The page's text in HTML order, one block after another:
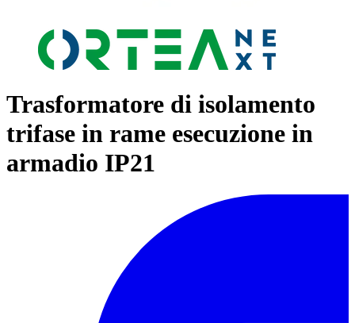
Trasformatore di isolamento
trifase in rame esecuzione in
armadio IP21